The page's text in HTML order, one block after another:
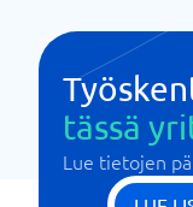
tässä
Lue tietojen